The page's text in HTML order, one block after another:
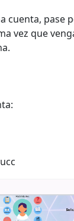
cuenta, pase
vez que